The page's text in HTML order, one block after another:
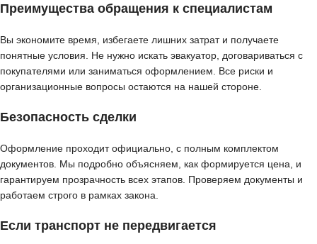
Преимущества обращения к специалистам
Вы экономите время, избегаете лишних затрат и получаете
понятные условия. Не нужно искать эвакуатор, договариваться с
покупателями или заниматься оформлением. Все риски и
организационные вопросы остаются на нашей стороне.
Безопасность сделки
Оформление проходит официально, с полным комплектом
документов. Мы подробно объясняем, как формируется цена, и
гарантируем прозрачность всех этапов. Проверяем документы и
работаем строго в рамках закона.
Если транспорт не передвигается